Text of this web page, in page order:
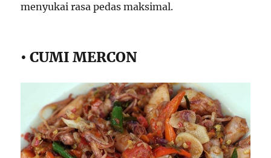
menyukai rasa pedas maksimal.
• CUMI MERCON